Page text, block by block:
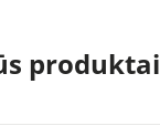
produktai